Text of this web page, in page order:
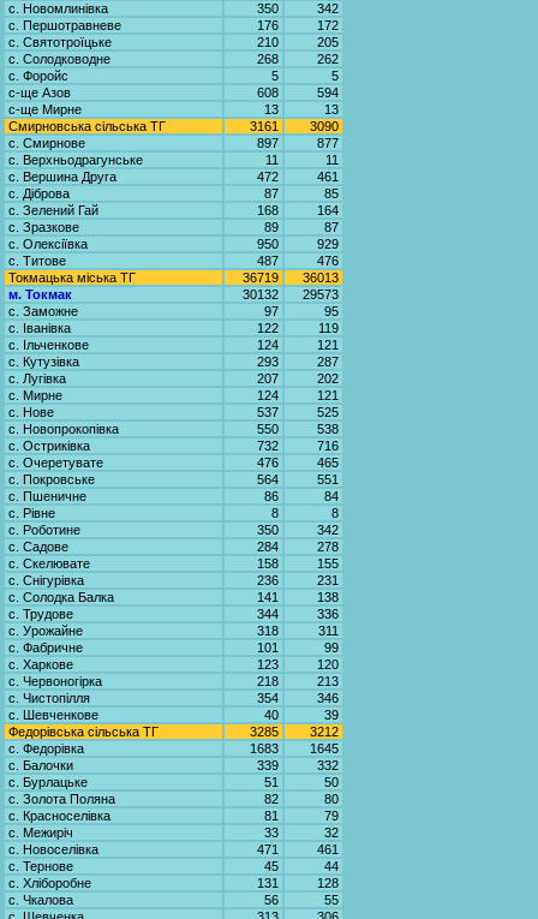
с. Новомлинівка
350
342
с. Першотравневе
176
172
с. Святотроїцьке
210
205
с. Солодководне
268
262
с. Форойс
5
5
с-ще Азов
608
594
с-ще Мирне
13
13
Смирновська сільська ТГ
3161
3090
с. Смирнове
897
877
с. Верхньодрагунське
11
11
с. Вершина Друга
472
461
с. Діброва
87
85
с. Зелений Гай
168
164
с. Зразкове
89
87
с. Олексіївка
950
929
с. Титове
487
476
Токмацька міська ТГ
36719
36013
м. Токмак
30132
29573
с. Заможне
97
95
с. Іванівка
122
119
с. Ільченкове
124
121
с. Кутузівка
293
287
с. Лугівка
207
202
с. Мирне
124
121
с. Нове
537
525
с. Новопрокопівка
550
538
с. Остриківка
732
716
с. Очеретувате
476
465
с. Покровське
564
551
с. Пшеничне
86
84
с. Рівне
8
8
с. Роботине
350
342
с. Садове
284
278
с. Скелювате
158
155
с. Снігурівка
236
231
с. Солодка Балка
141
138
с. Трудове
344
336
с. Урожайне
318
311
с. Фабричне
101
99
с. Харкове
123
120
с. Червоногірка
218
213
с. Чистопілля
354
346
с. Шевченкове
40
39
Федорівська сільська ТГ
3285
3212
с. Федорівка
1683
1645
с. Балочки
339
332
с. Бурлацьке
51
50
с. Золота Поляна
82
80
с. Красноселівка
81
79
с. Межиріч
33
32
с. Новоселівка
471
461
с. Тернове
45
44
с. Хліборобне
131
128
с. Чкалова
56
55